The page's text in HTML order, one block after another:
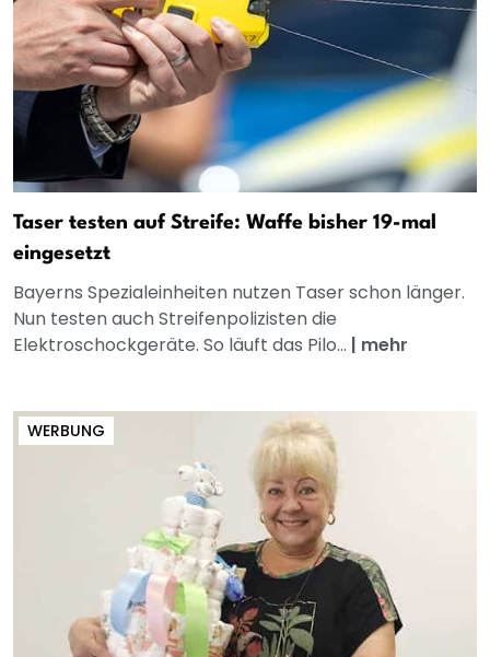
Taser testen auf Streife: Waffe bisher 19-mal
eingesetzt
Bayerns Spezialeinheiten nutzen Taser schon länger.
Nun testen auch Streifenpolizisten die
Elektroschockgeräte. So läuft das Pilo... | mehr
WERBUNG